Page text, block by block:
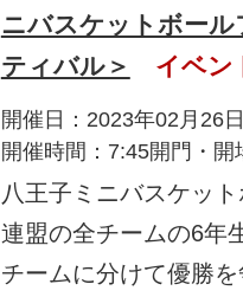
ニバスケットボール
ティバル＞
イベン
開催日：2023年02月26日
開催時間：7:45開門・開
八王子ミニバスケッ
連盟の全チームの6年
チームに分けて優勝を